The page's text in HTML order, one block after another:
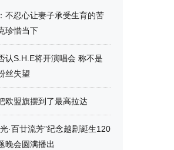
不忍心让妻子承受生育的苦
珍惜当下
认S.H.E将开演唱会 称不是
丝失望
欧盟旗摆到了最高拉达
·百廿流芳”纪念越剧诞生120
晚会圆满播出